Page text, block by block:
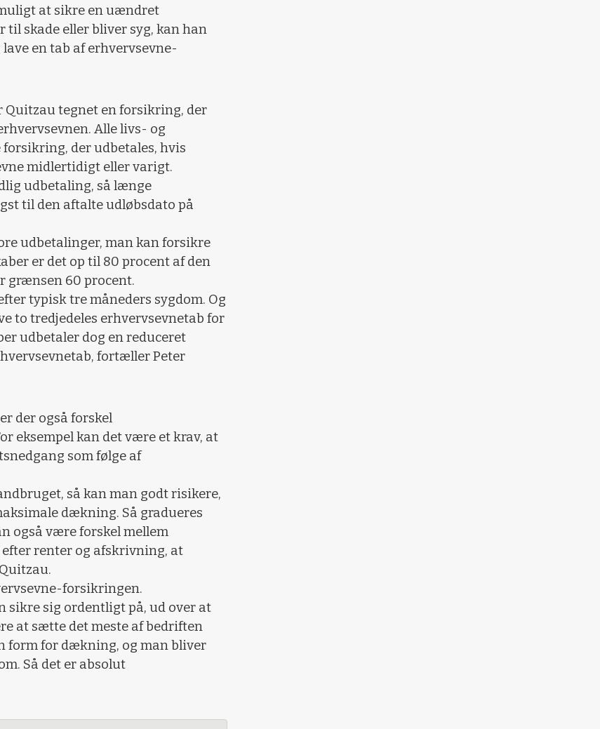
at sikre en uændret
til skade eller bliver syg, kan han
en tab af erhvervsevne-
tegnet en forsikring, der
Alle livs- og
der udbetales, hvis
midlertidigt eller varigt.
udbetaling, så længe
til den aftalte udløbsdato på
udbetalinger, man kan forsikre
er det op til 80 procent af den
grænsen 60 procent.
typisk tre måneders sygdom. Og
to tredjedeles erhvervsevnetab for
udbetaler dog en reduceret
fortæller Peter
der også forskel
eksempel kan det være et krav, at
som følge af
så kan man godt risikere,
dækning. Så gradueres
også være forskel mellem
efter renter og afskrivning, at
forsikringen.
sikre sig ordentligt på, ud over at
at sætte det meste af bedriften
form for dækning, og man bliver
Så det er absolut